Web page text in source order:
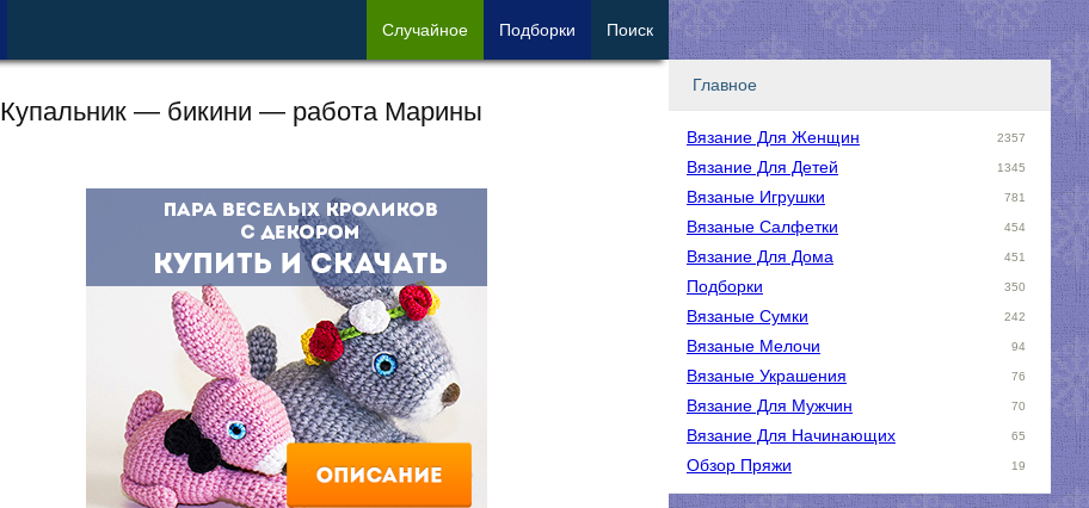
Купальник — бикини — работа Марины
Главное
Вязание Для Женщин 2357
Вязание Для Детей 1345
Вязаные Игрушки 781
Вязаные Салфетки 454
Вязание Для Дома 451
Подборки 350
Вязаные Сумки 242
Вязаные Мелочи 94
Вязаные Украшения 76
Вязание Для Мужчин 70
Вязание Для Начинающих 65
Обзор Пряжи 19
Случайное Подборки Поиск